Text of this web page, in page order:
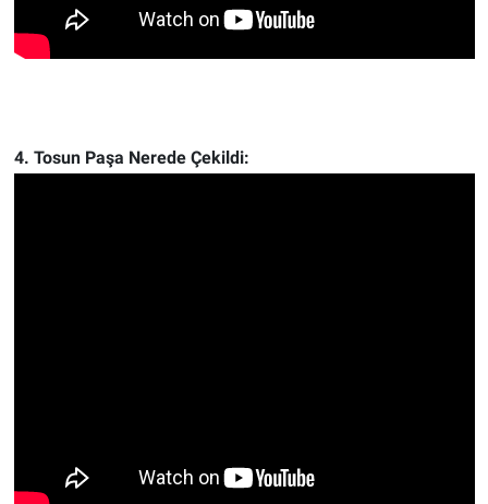
4. Tosun Paşa Nerede Çekildi: